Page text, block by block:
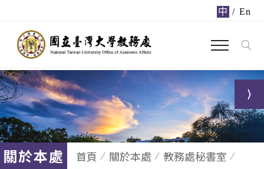
中 / En
關於本處 首頁 關於本處
教務處秘書室